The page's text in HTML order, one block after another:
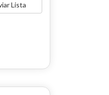
Lista